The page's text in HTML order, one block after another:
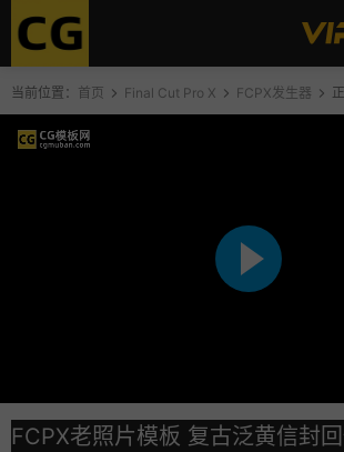
当前位置： 首页 Final Cut Pro X FCPX发生器
FCPX老照片模板 复古泛黄信封